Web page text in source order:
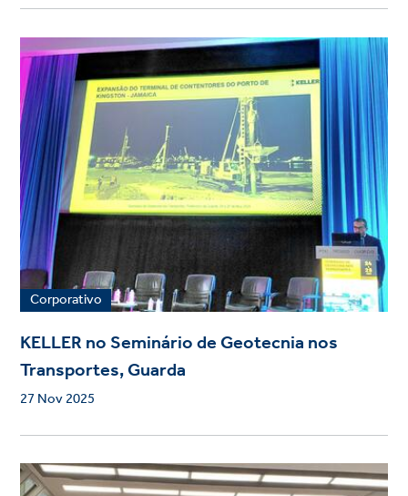
Corporativo
KELLER no Seminário de Geotecnia nos
Transportes, Guarda
27 Nov 2025